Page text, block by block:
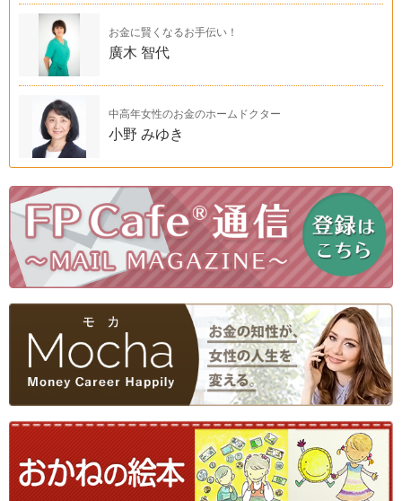
お金に賢くなるお手伝い！
廣木 智代
中高年女性のお金のホームドクター
小野 みゆき